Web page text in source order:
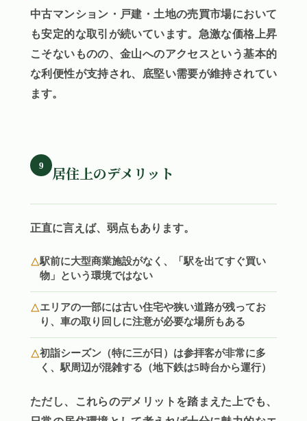
中古マンション・戸建・土地の売買市場において
も安定的な取引が続いています。急激な価格上昇
こそないものの、金山へのアクセスという基本的
な利便性が支持され、底堅い需要が維持されてい
ます。
9 居住上のデメリット
正直に言えば、弱点もあります。
駅前に大型商業施設がなく、「駅を出てすぐ買い
物」という環境ではない
エリアの一部には古い住宅や狭い道路が残ってお
り、車の取り回しに注意が必要な場所もある
初詣シーズン（特に三が日）は参拝客が非常に多
く、駅周辺が混雑する（地下鉄は5時台から運行）
ただし、これらのデメリットを踏まえた上でも、